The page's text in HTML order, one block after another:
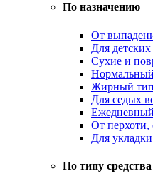
По назначению
От
Для
Сухие и
Жирный
Для седых
От перхоти,
Для
По типу средства